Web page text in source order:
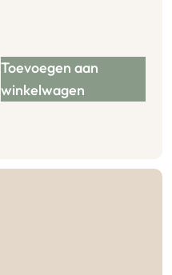
Toevoegen aan
winkelwagen